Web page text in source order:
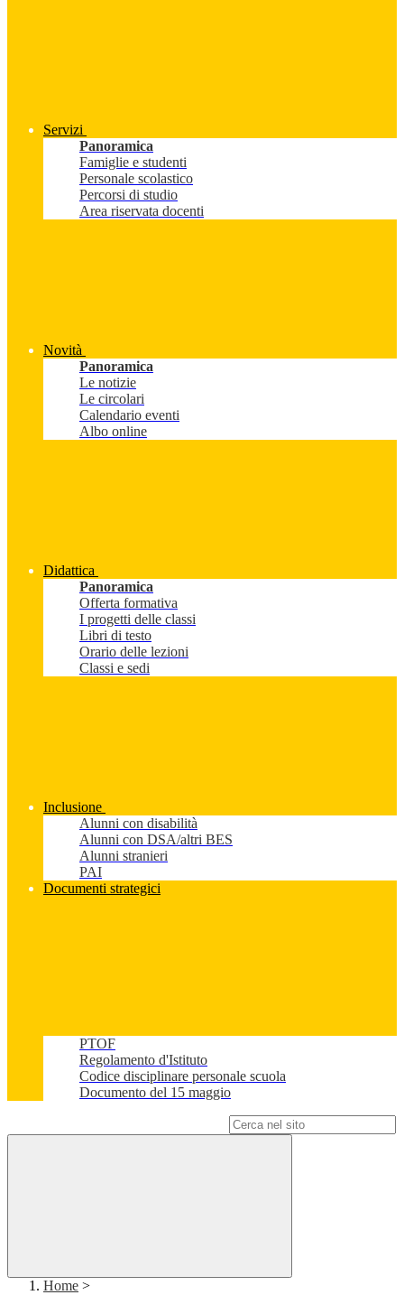
Servizi
Panoramica
Famiglie e studenti
Personale scolastico
Percorsi di studio
Area riservata docenti
Novità
Panoramica
Le notizie
Le circolari
Calendario eventi
Albo online
Didattica
Panoramica
Offerta formativa
I progetti delle classi
Libri di testo
Orario delle lezioni
Classi e sedi
Inclusione
Alunni con disabilità
Alunni con DSA/altri BES
Alunni stranieri
PAI
Documenti strategici
PTOF
Regolamento d'Istituto
Codice disciplinare personale scuola
Documento del 15 maggio
Home >